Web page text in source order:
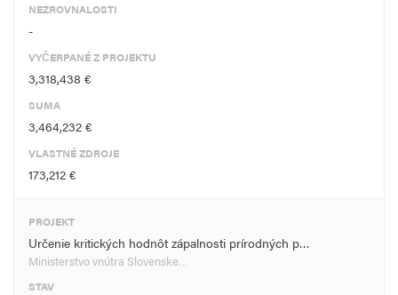
NEZROVNALOSTI
-
VYČERPANÉ Z PROJEKTU
3,318,438 €
SUMA
3,464,232 €
VLASTNÉ ZDROJE
173,212 €
PROJEKT
Určenie kritických hodnôt zápalnosti prírodných p…
Ministerstvo vnútra Slovenske…
STAV